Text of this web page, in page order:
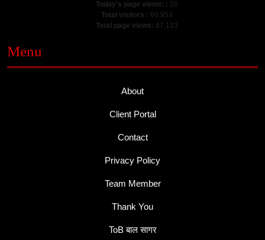
Today's page views: : 20
Total visitors : 60,953
Total page views: 67,133
Menu
About
Client Portal
Contact
Privacy Policy
Team Member
Thank You
ToB बाल सागर